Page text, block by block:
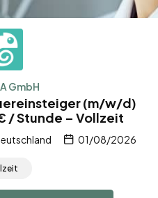
GmbH
(m/w/d)
/ Stunde – Vollzeit
01/08/2026